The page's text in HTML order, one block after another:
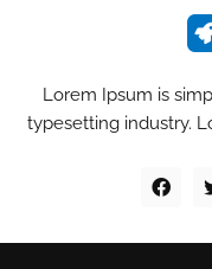
Lorem Ipsum is
typesetting industry.